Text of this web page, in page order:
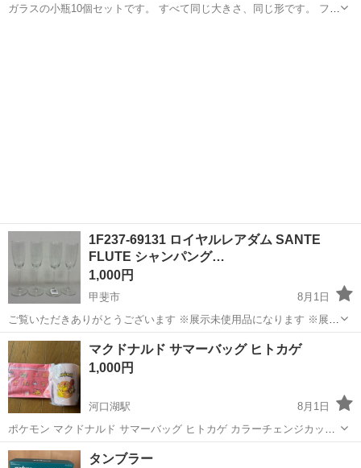
ガラスの小瓶10個セットです。 すべて同じ大きさ、同じ形です。 フタ
1F237-69131 ロイヤルレアダム SANTE
FLUTE シャンパング…
1,000円
甲斐市
8月1日
ご覧いただきありがとうございます ※展示未使用品になります ※展示
に伴うキズ及び汚れがある場合があります ※元箱がありません ※商品
は、問題ございません ※参考価格/2,198円(4脚) 商品の詳細 「Ro...
山梨 甲斐市 食器 FLUTE
マクドナルド サマーバッグ ヒトカゲ
1,000円
河口湖駅
8月1日
ポケモン マクドナルド サマーバッグ ヒトカゲ カラーチェンジカッ
プ、ジッパーポーチの2点セット カップは冷たい飲み物を入れると色
が変わります。
山梨 南都留郡 河口湖駅
タンブラー